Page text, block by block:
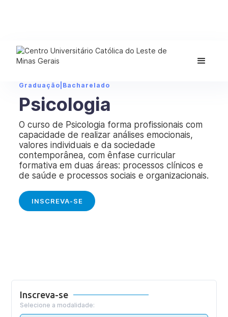
Graduação Bacharelado
Psicologia
O curso de Psicologia forma profissionais com
capacidade de realizar análises emocionais,
valores individuais e da sociedade
contemporânea, com ênfase curricular
formativa em duas áreas: processos clínicos e
de saúde e processos sociais e organizacionais.
INSCREVA-SE
Inscreva-se
Selecione a modalidade: